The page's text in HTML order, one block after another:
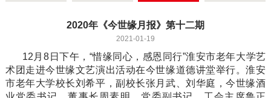
2020年《今世缘月报》第十二期
2021-01-19
12月8日下午，“惜缘同心，感恩同行”淮安市老年大学艺
术团走进今世缘文艺演出活动在今世缘道德讲堂举行。淮安
市老年大学校长刘希平，副校长张月武、刘华庭，今世缘酒